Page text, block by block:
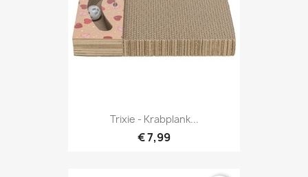
Trixie - Krabplank...
€ 7,99